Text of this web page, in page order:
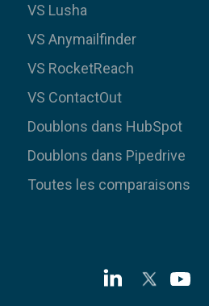
VS Lusha
VS Anymailfinder
VS RocketReach
VS ContactOut
Doublons dans HubSpot
Doublons dans Pipedrive
Toutes les comparaisons